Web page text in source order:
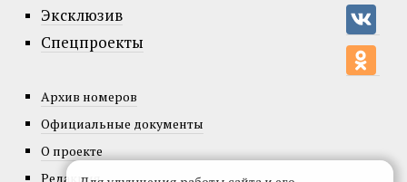
Эксклюзив
Спецпроекты
Архив номеров
Официальные документы
О проекте
Редакция